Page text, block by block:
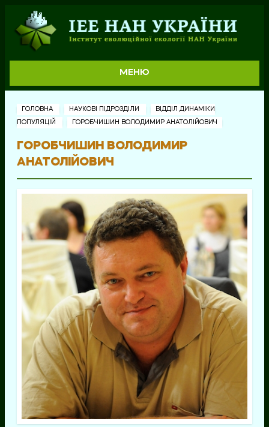
МЕНЮ
ГОЛОВНА НАУКОВІ ПІДРОЗДІЛИ
ВІДДІЛ ДИНАМІКИ
ПОПУЛЯЦІЙ
ГОРОБЧИШИН ВОЛОДИМИР АНАТОЛІЙОВИЧ
ГОРОБЧИШИН ВОЛОДИМИР
АНАТОЛІЙОВИЧ